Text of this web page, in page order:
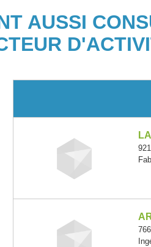
AUSSI